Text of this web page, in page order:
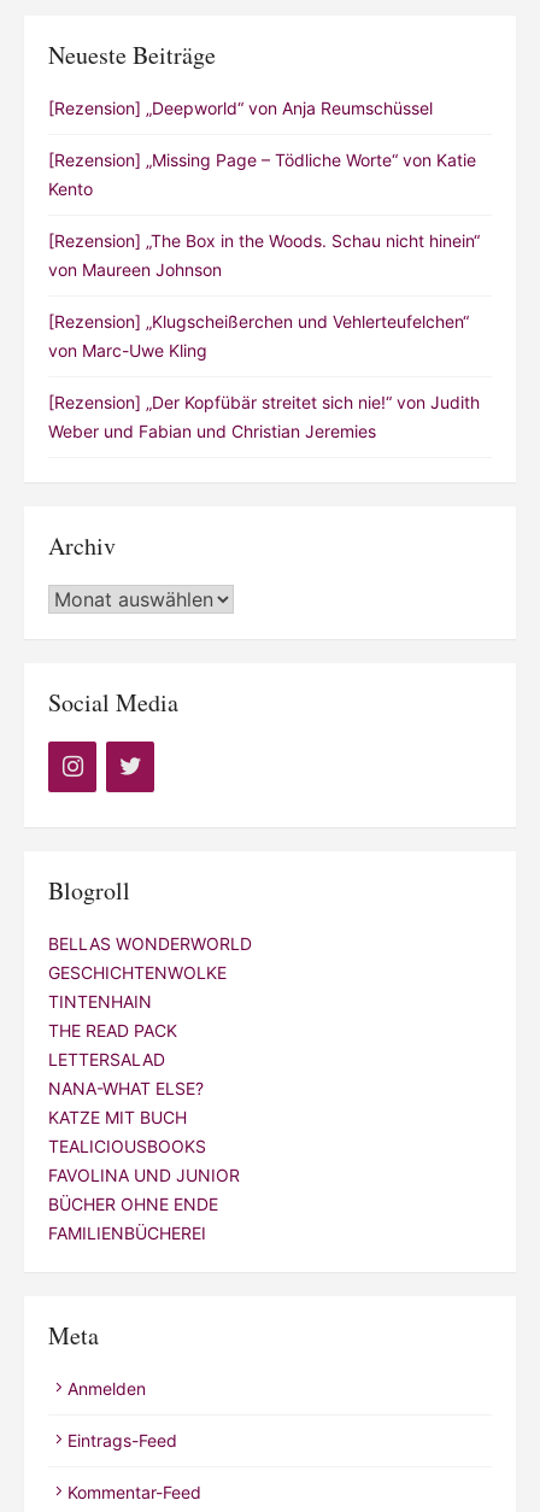
Neueste Beiträge
[Rezension] „Deepworld“ von Anja Reumschüssel
[Rezension] „Missing Page – Tödliche Worte“ von Katie
Kento
[Rezension] „The Box in the Woods. Schau nicht hinein“
von Maureen Johnson
[Rezension] „Klugscheißerchen und Vehlerteufelchen“
von Marc-Uwe Kling
[Rezension] „Der Kopfübär streitet sich nie!“ von Judith
Weber und Fabian und Christian Jeremies
Archiv
Archiv
Social Media
Blogroll
BELLAS WONDERWORLD
GESCHICHTENWOLKE
TINTENHAIN
THE READ PACK
LETTERSALAD
NANA-WHAT ELSE?
KATZE MIT BUCH
TEALICIOUSBOOKS
FAVOLINA UND JUNIOR
BÜCHER OHNE ENDE
FAMILIENBÜCHEREI
Meta
Anmelden
Eintrags-Feed
Kommentar-Feed